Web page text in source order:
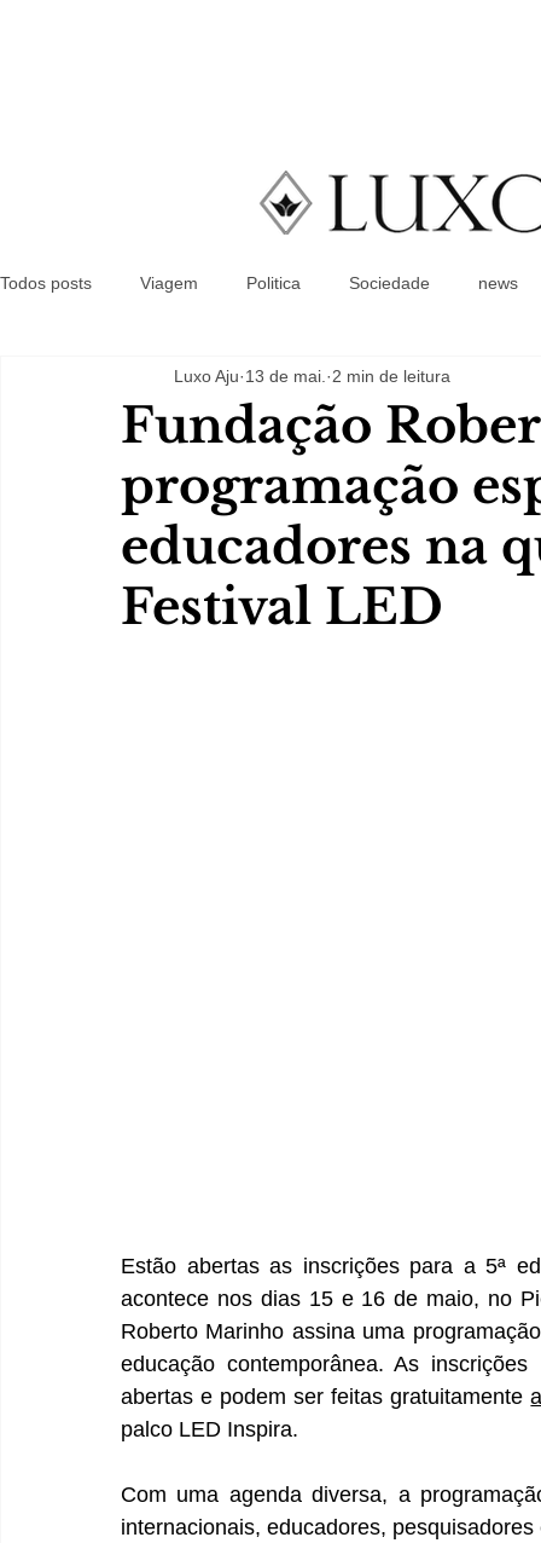
Todos posts Viagem Politica Sociedade news
Fundação
programação
educadores na
Festival LED
Luxo Aju 13 de mai. 2 min de leitura
Estão abertas as inscrições para a 5ª
acontece nos dias 15 e 16 de maio, no
Roberto Marinho assina uma
educação contemporânea. As
abertas e podem ser feitas gratuitamente
palco LED Inspira.
Com uma agenda diversa, a
internacionais, educadores,